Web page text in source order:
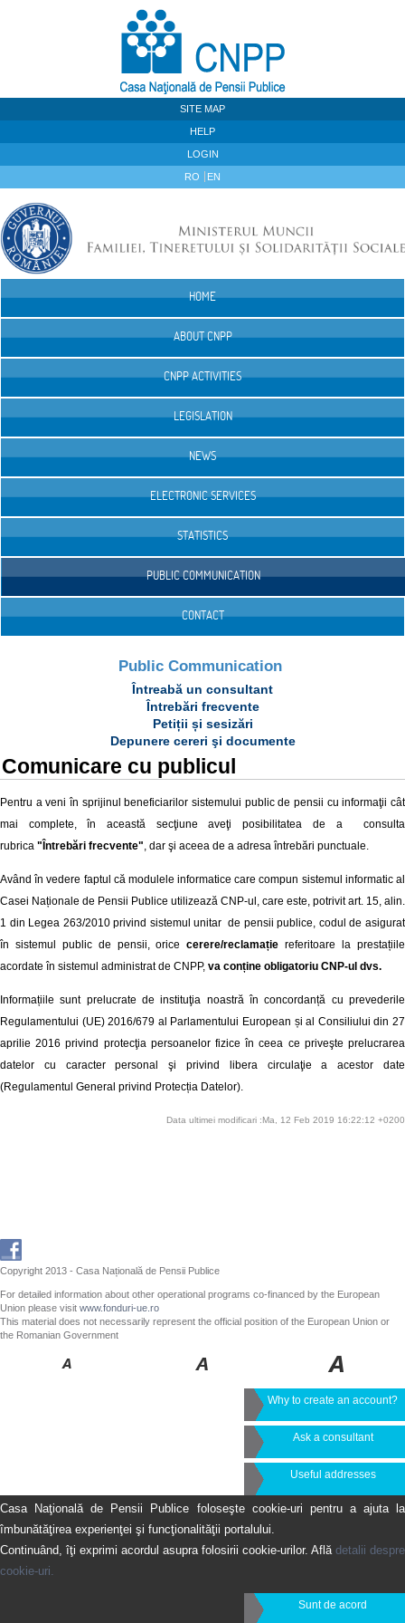
SITE MAP
HELP
LOGIN
RO EN
HOME
ABOUT CNPP
CNPP ACTIVITIES
LEGISLATION
NEWS
ELECTRONIC SERVICES
STATISTICS
PUBLIC COMMUNICATION
CONTACT
Public Communication
Întreabă un consultant
Întrebări frecvente
Petiții și sesizări
Depunere cereri şi documente
Comunicare cu publicul
Pentru a veni în sprijinul beneficiarilor sistemului public de pensii cu informaţii cât
mai complete, în această secţiune aveţi posibilitatea de a consulta
rubrica "Întrebări frecvente", dar şi aceea de a adresa întrebări punctuale.
Având în vedere faptul că modulele informatice care compun sistemul informatic al
Casei Naționale de Pensii Publice utilizează CNP-ul, care este, potrivit art. 15, alin.
1 din Legea 263/2010 privind sistemul unitar de pensii publice, codul de asigurat
în sistemul public de pensii, oricecerere/reclamație referitoare la prestațiile
acordate în sistemul administrat de CNPP, va conține obligatoriu CNP-ul dvs.
Informațiile sunt prelucrate de instituţia noastră în concordanță cu prevederile
Regulamentului (UE) 2016/679 al Parlamentului European și al Consiliului din 27
aprilie 2016 privind protecţia persoanelor fizice în ceea ce priveşte prelucrarea
datelor cu caracter personal şi privind libera circulaţie a acestor date
(Regulamentul General privind Protecția Datelor).
Data ultimei modificari :Ma, 12 Feb 2019 16:22:12 +0200
Copyright 2013 - Casa Națională de Pensii Publice
For detailed information about other operational programs co-financed by the European
Union please visit www.fonduri-ue.ro
This material does not necessarily represent the official position of the European Union or
the Romanian Government
Why to create an account?
Ask a consultant
Useful addresses
Casa Naţională de Pensii Publice foloseşte cookie-uri pentru a ajuta la
îmbunătăţirea experienţei şi funcţionalităţii portalului.
Continuând, îţi exprimi acordul asupra folosirii cookie-urilor. Află detalii despre
cookie-uri.
Sunt de acord